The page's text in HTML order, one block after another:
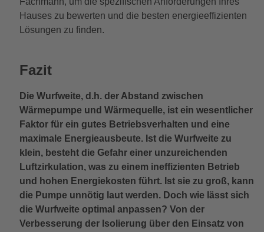
Hauses zu bewerten und die besten energieeffizienten
Lösungen zu finden.
Fazit
Die Wurfweite, d.h. der Abstand zwischen
Wärmepumpe und Wärmequelle, ist ein wesentlicher
Faktor für ein gutes Betriebsverhalten und eine
maximale Energieausbeute. Ist die Wurfweite zu
klein, besteht die Gefahr einer unzureichenden
Luftzirkulation, was zu einem ineffizienten Betrieb
und hohen Energiekosten führt. Ist sie zu groß, kann
die Pumpe unnötig laut werden. Doch wie lässt sich
die Wurfweite optimal anpassen? Von der
Verbesserung der Isolierung über den Einsatz von